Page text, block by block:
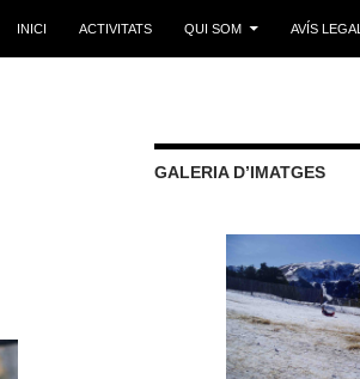
INICI ACTIVITATS QUI SOM AVÍS LEGAL
GALERIA D’IMATGES